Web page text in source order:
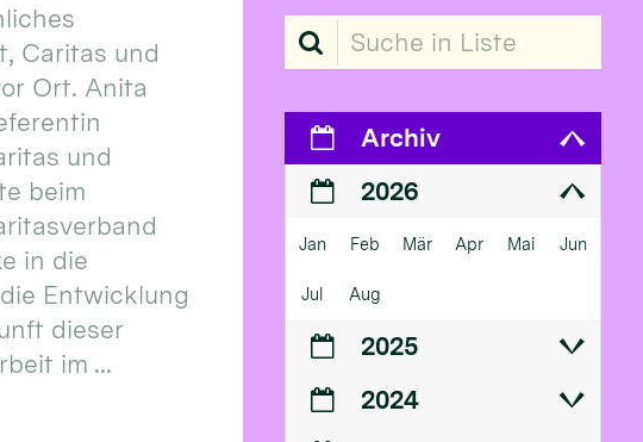
Caritas und
Ort. Anita
und
beim
in die
Entwicklung
dieser
im ...
Suche in Liste
Archiv
2026
Jan Feb Mär Apr Mai Jun
Jul Aug
2025
2024